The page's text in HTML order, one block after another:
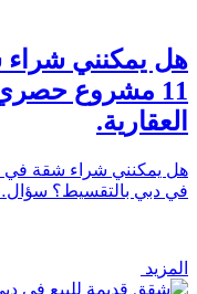
هل يمكنني
11 مشروع حصري
العقارية.
هل يمكنني شراء شقة في
في دبي بالتقسيط؟
المزيد